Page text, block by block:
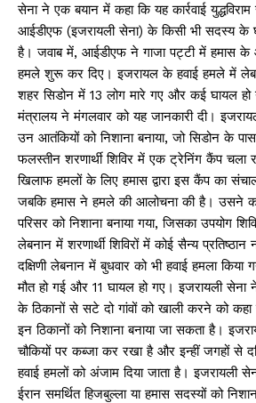
सेना ने एक बयान में कहा कि यह कार्रवाई
आईडीएफ (इजरायली सेना) के किसी भी सदस्य के
है। जवाब में, आईडीएफ ने गाजा पट्टी में हमास के
हमले शुरू कर दिए। इजरायल के हवाई हमले में
शहर सिडोन में 13 लोग मारे गए और कई घायल
मंत्रालय ने मंगलवार को यह जानकारी दी।
उन आतंकियों को निशाना बनाया, जो सिडोन के
फलस्तीन शरणार्थी शिविर में एक ट्रेनिंग कैंप
खिलाफ हमलों के लिए हमास द्वारा इस कैंप का
जबकि हमास ने हमले की आलोचना की है। उसने
परिसर को निशाना बनाया गया, जिसका उपयोग
लेबनान में शरणार्थी शिविरों में कोई सैन्य प्रतिष्ठान
दक्षिणी लेबनान में बुधवार को भी हवाई हमला किया
मौत हो गई और 11 घायल हो गए। इजरायली सेना
के ठिकानों से सटे दो गांवों को खाली करने को कहा
इन ठिकानों को निशाना बनाया जा सकता है।
चौकियों पर कब्जा कर रखा है और इन्हीं जगहों से
हवाई हमलों को अंजाम दिया जाता है। इजरायली
ईरान समर्थित हिजबुल्ला या हमास सदस्यों को